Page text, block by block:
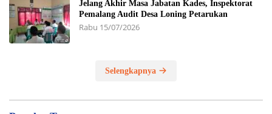
Jelang Akhir Masa Jabatan Kades, Inspektorat
Pemalang Audit Desa Loning Petarukan
Rabu 15/07/2026
Selengkapnya